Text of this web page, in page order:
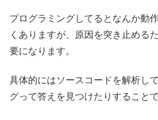
プログラミングしてるとなんか動
くありますが、原因を突き止める
要になります。
具体的にはソースコードを解析し
グって答えを見つけたりすることで